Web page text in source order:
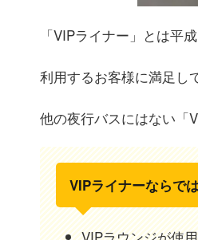
「VIPライナー」とは平
利用するお客様に満足し
他の夜行バスにはない「
VIPライナーならで